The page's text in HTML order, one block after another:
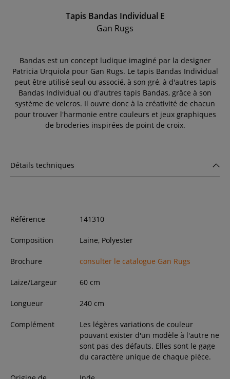
Tapis Bandas Individual E
Gan Rugs
Bandas est un concept ludique imaginé par la designer
Patricia Urquiola pour Gan Rugs. Le tapis Bandas Individual
peut être utilisé seul ou associé, à son gré, à d'autres tapis
Bandas Individual ou d'autres tapis Bandas, grâce à son
système de velcros. Il ouvre donc à la créativité de chacun
pour trouver l'harmonie entre couleurs et jeux graphiques
de broderies inspirées de point de croix.
Détails techniques
Référence 141310
Composition Laine, Polyester
Brochure consulter le catalogue Gan Rugs
Laize/Largeur 60cm
Longueur 240cm
Complément
Les légères variations de couleur
pouvant exister d'un modèle à l'autre ne
sont pas des défauts. Elles sont le gage
du caractère unique de chaque pièce.